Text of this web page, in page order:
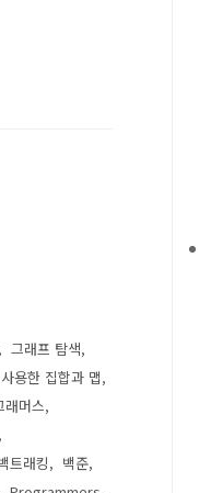
그래프 탐색
용한 집합과 맵
래머스
트래킹
백준